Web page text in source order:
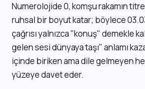
Numerolojide 0, komşu rakamın
ruhsal bir boyut katar; böylece
çağrısı yalnızca "konuş" demekle
gelen sesi dünyaya taşı" anlamı
içinde biriken ama dile gelmeyen
yüzeye davet eder.